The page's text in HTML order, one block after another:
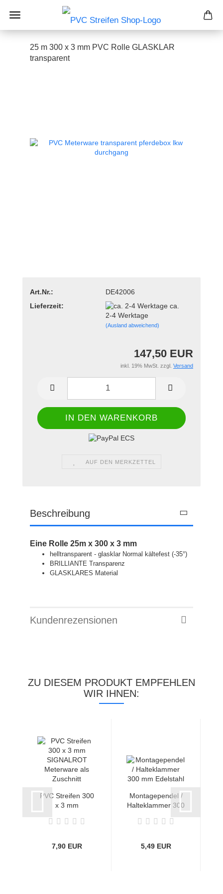
25 m 300 x 3 mm PVC Rolle GLASKLAR
transparent
Art.Nr.:
DE42006
Lieferzeit:
ca.
2-4 Werktage
(Ausland abweichend)
147,50 EUR
inkl. 19% MwSt. zzgl. Versand
AUF DEN MERKZETTEL
Beschreibung
Eine Rolle 25m x 300 x 3 mm
helltransparent - glasklar Normal kältefest (-35°)
BRILLIANTE Transparenz
GLASKLARES Material
Kundenrezensionen
ZU DIESEM PRODUKT EMPFEHLEN
WIR IHNEN:
PVC Streifen 300
x 3 mm
Meterware...
7,90 EUR
Montagependel /
Halteklammer 300
5,49 EUR